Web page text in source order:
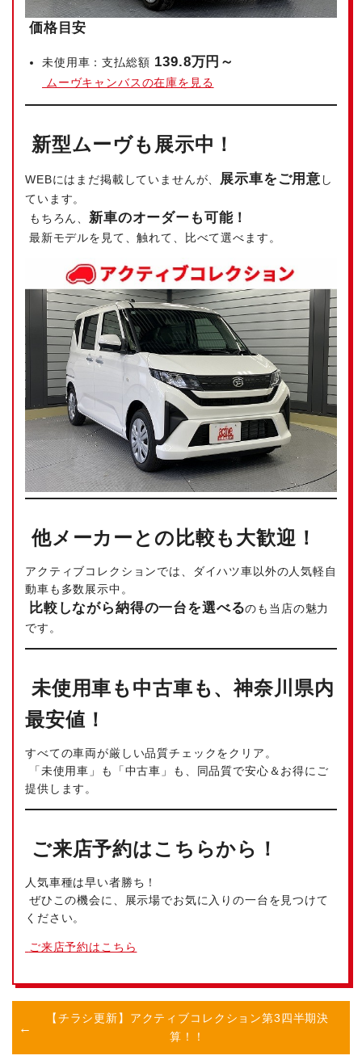
価格目安
未使用車：支払総額 139.8万円～
ムーヴキャンバスの在庫を見る
新型ムーヴも展示中！
WEBにはまだ掲載していませんが、 展示車をご用意 し
ています。
もちろん、 新車のオーダーも可能！
最新モデルを見て、触れて、比べて選べます。
他メーカーとの比較も大歓迎！
アクティブコレクションでは、ダイハツ車以外の人気軽自
動車も多数展示中。
比較しながら納得の一台を選べるのも当店の魅力
です。
未使用車も中古車も、神奈川県内
最安値！
すべての車両が厳しい品質チェックをクリア。
「未使用車」も「中古車」も、同品質で安心＆お得にご
提供します。
ご来店予約はこちらから！
人気車種は早い者勝ち！
ぜひこの機会に、展示場でお気に入りの一台を見つけて
ください。
ご来店予約はこちら
【チラシ更新】アクティブコレクション第3四半期決
算！！